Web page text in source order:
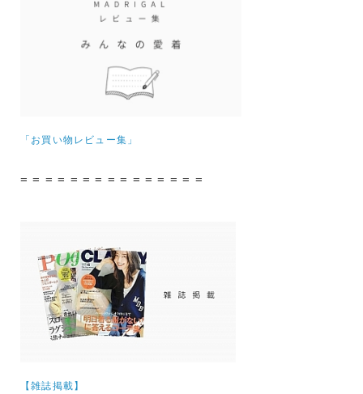
「お買い物レビュー集」
= = = = = = = = = = = = = = =
【雑誌掲載】